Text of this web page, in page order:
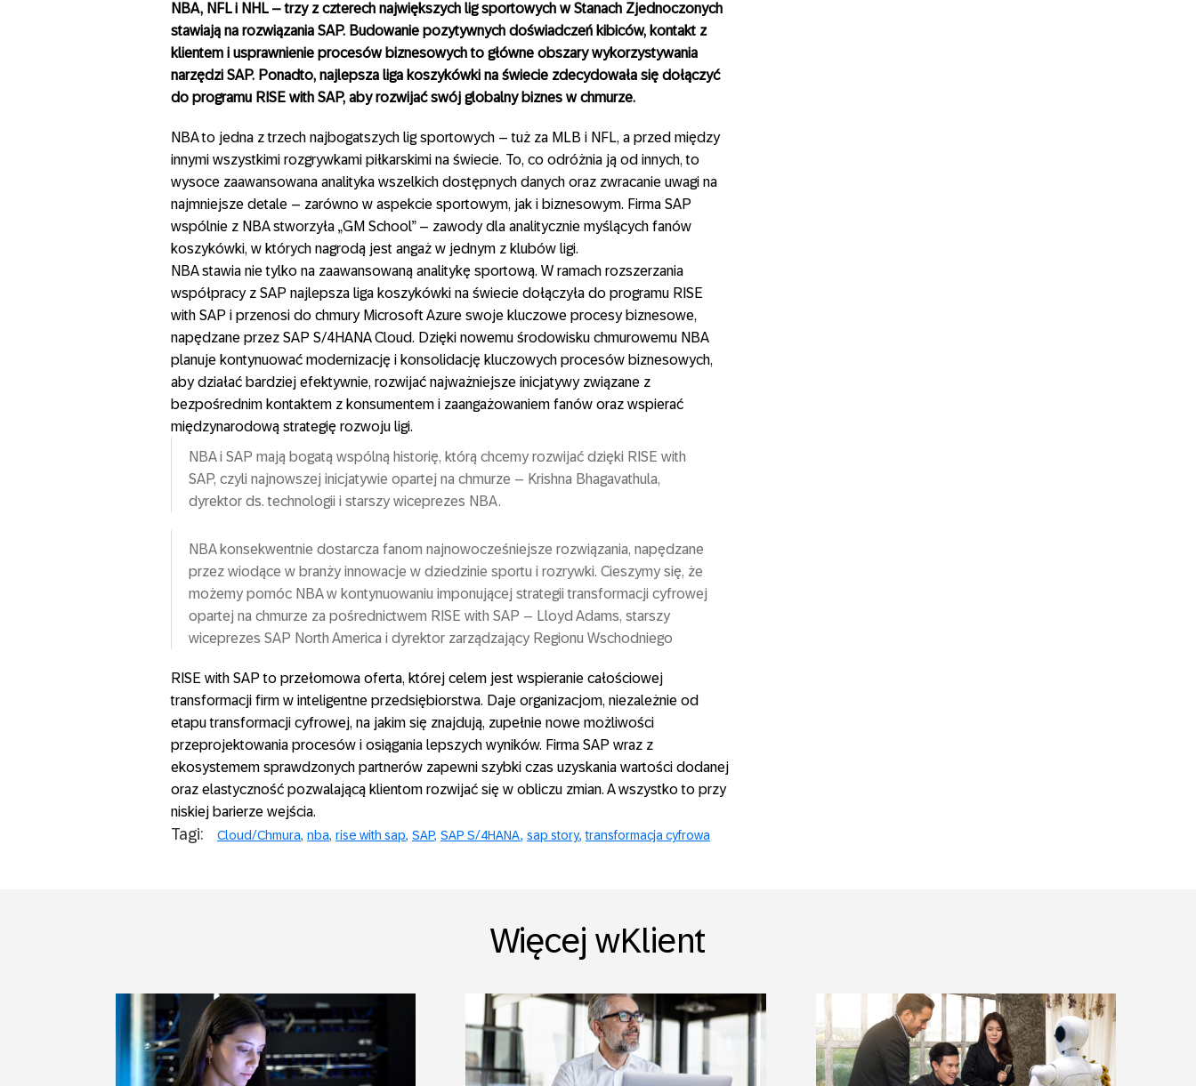
NBA, NFL i NHL – trzy z czterech największych lig sportowych w Stanach Zjednoczonych
stawiają na rozwiązania SAP. Budowanie pozytywnych doświadczeń kibiców, kontakt z
klientem i usprawnienie procesów biznesowych to główne obszary wykorzystywania
narzędzi SAP. Ponadto, najlepsza liga koszykówki na świecie zdecydowała się dołączyć
do programu RISE with SAP, aby rozwijać swój globalny biznes w chmurze.
NBA to jedna z trzech najbogatszych lig sportowych – tuż za MLB i NFL, a przed między
innymi wszystkimi rozgrywkami piłkarskimi na świecie. To, co odróżnia ją od innych, to
wysoce zaawansowana analityka wszelkich dostępnych danych oraz zwracanie uwagi na
najmniejsze detale – zarówno w aspekcie sportowym, jak i biznesowym. Firma SAP
wspólnie z NBA stworzyła „GM School” – zawody dla analitycznie myślących fanów
koszykówki, w których nagrodą jest angaż w jednym z klubów ligi.
NBA stawia nie tylko na zaawansowaną analitykę sportową. W ramach rozszerzania
współpracy z SAP najlepsza liga koszykówki na świecie dołączyła do programu RISE
with SAP i przenosi do chmury Microsoft Azure swoje kluczowe procesy biznesowe,
napędzane przez SAP S/4HANA Cloud. Dzięki nowemu środowisku chmurowemu NBA
planuje kontynuować modernizację i konsolidację kluczowych procesów biznesowych,
aby działać bardziej efektywnie, rozwijać najważniejsze inicjatywy związane z
bezpośrednim kontaktem z konsumentem i zaangażowaniem fanów oraz wspierać
międzynarodową strategię rozwoju ligi.
NBA i SAP mają bogatą wspólną historię, którą chcemy rozwijać dzięki RISE with
SAP, czyli najnowszej inicjatywie opartej na chmurze – Krishna Bhagavathula,
dyrektor ds. technologii i starszy wiceprezes NBA.
NBA konsekwentnie dostarcza fanom najnowocześniejsze rozwiązania, napędzane
przez wiodące w branży innowacje w dziedzinie sportu i rozrywki. Cieszymy się, że
możemy pomóc NBA w kontynuowaniu imponującej strategii transformacji cyfrowej
opartej na chmurze za pośrednictwem RISE with SAP – Lloyd Adams, starszy
wiceprezes SAP North America i dyrektor zarządzający Regionu Wschodniego
RISE with SAP to przełomowa oferta, której celem jest wspieranie całościowej
transformacji firm w inteligentne przedsiębiorstwa. Daje organizacjom, niezależnie od
etapu transformacji cyfrowej, na jakim się znajdują, zupełnie nowe możliwości
przeprojektowania procesów i osiągania lepszych wyników. Firma SAP wraz z
ekosystemem sprawdzonych partnerów zapewni szybki czas uzyskania wartości dodanej
oraz elastyczność pozwalającą klientom rozwijać się w obliczu zmian. A wszystko to przy
niskiej barierze wejścia.
Tagi: Cloud/Chmura nba rise with sap SAP SAP S/4HANA sap story transformacja cyfrowa
Więcej wKlient